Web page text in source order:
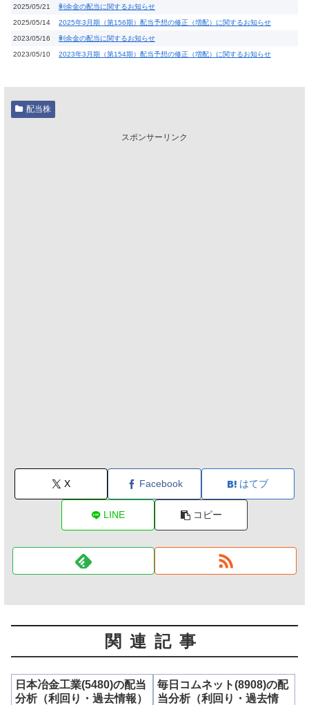
2025/05/21 剰余金の配当に関するお知らせ
2025/05/14 2025年3月期（第156期）配当予想の修正（増配）に関するお知らせ
2023/05/16 剰余金の配当に関するお知らせ
2023/05/10 2023年3月期（第154期）配当予想の修正（増配）に関するお知らせ
配当株
スポンサーリンク
X Facebook はてブ
LINE コピー
関連記事
日本冶金工業(5480)の配当
分析（利回り・過去情報）
毎日コムネット(8908)の配
当分析（利回り・過去情